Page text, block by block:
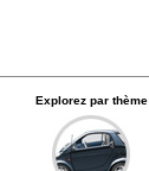
Explorez par thème